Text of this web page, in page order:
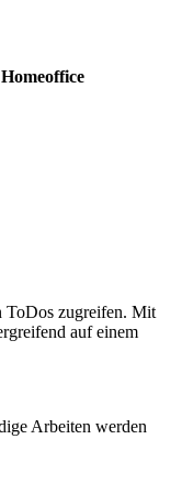
Homeoffice
ToDos zugreifen. Mit
auf einem
Arbeiten werden